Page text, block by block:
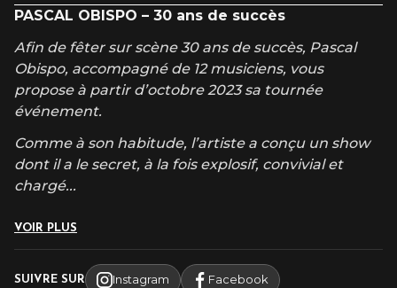
PASCAL OBISPO – 30 ans de succès
Afin de fêter sur scène 30 ans de succès, Pascal
Obispo, accompagné de 12 musiciens, vous
propose à partir d’octobre 2023 sa tournée
événement.
Comme à son habitude, l’artiste a conçu un show
dont il a le secret, à la fois explosif, convivial et
chargé...
VOIR PLUS
SUIVRE SUR Instagram Facebook